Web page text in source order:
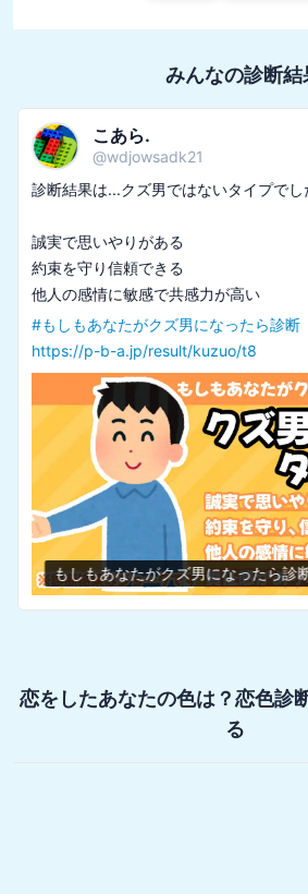
みんなの診断結
こあら.
@wdjowsadk21
診断結果は...クズ男ではないタイプでし
誠実で思いやりがある
約束を守り信頼できる
他人の感情に敏感で共感力が高い
#もしもあなたがクズ男になったら診断
https://p-b-a.jp/result/kuzuo/t8
もしもあなたがクズ男になったら診
恋をしたあなたの色は？恋色診
る